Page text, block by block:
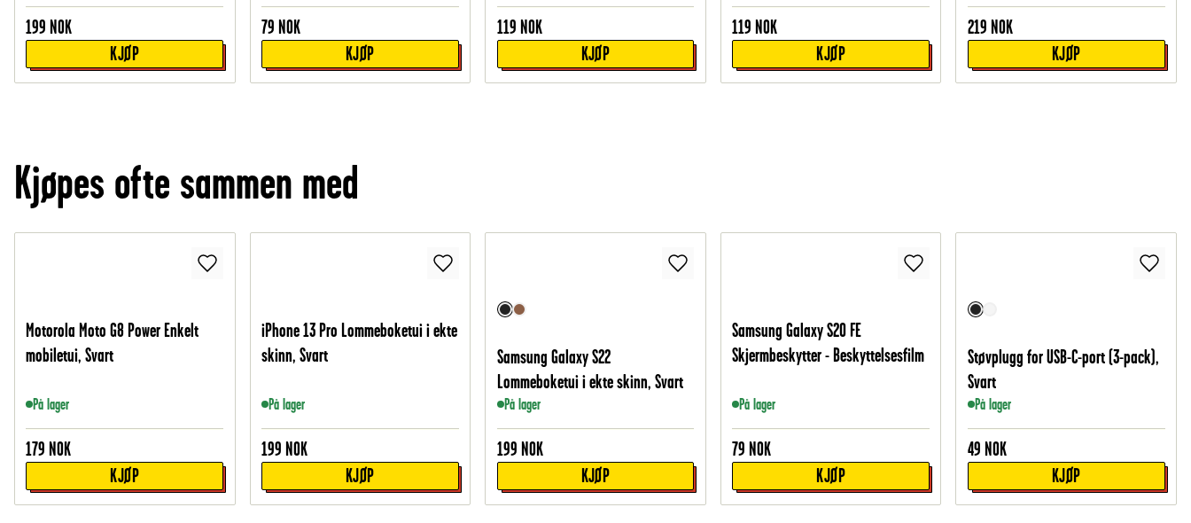
199 NOK
KJØP
79 NOK
KJØP
119 NOK
KJØP
119 NOK
KJØP
219 NOK
KJØP
Kjøpes ofte sammen med
Motorola Moto G8 Power Enkelt
mobiletui, Svart
På lager
179 NOK
KJØP
iPhone 13 Pro Lommeboketui i ekte
skinn, Svart
På lager
199 NOK
KJØP
Samsung Galaxy S22
Lommeboketui i ekte skinn, Svart
På lager
199 NOK
KJØP
Samsung Galaxy S20 FE
Skjermbeskytter - Beskyttelsesfilm
På lager
79 NOK
KJØP
Støvplugg for USB-C-port (3-pack),
Svart
På lager
49 NOK
KJØP